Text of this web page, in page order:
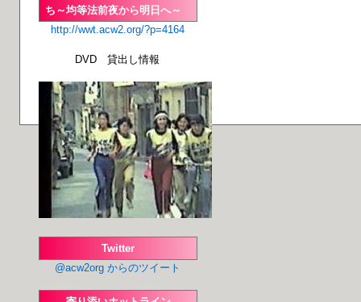
ち～均等法前夜から明日へ～
http://wwt.acw2.org/?p=4164
DVD 貸出し情報
Twitter
@acw2org からのツイート